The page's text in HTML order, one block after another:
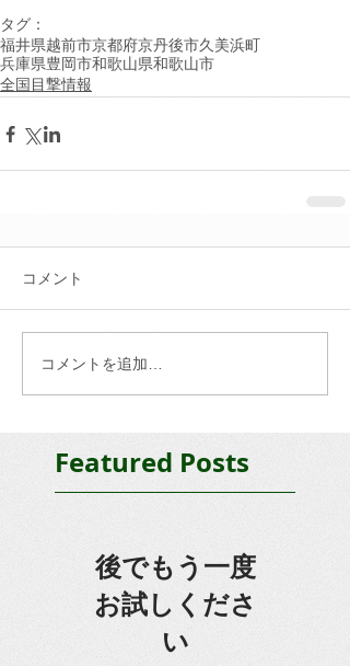
タグ：
福井県越前市京都府京丹後市久美浜町
兵庫県豊岡市和歌山県和歌山市
全国目撃情報
コメント
コメントを追加…
Featured Posts
後でもう一度
お試しくださ
い